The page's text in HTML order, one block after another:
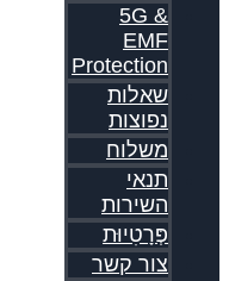
5G &
EMF
Protection
שאלות
נפוצות
משלוח
תנאי
השירות
פְּרָטִיוּת
צור קשר